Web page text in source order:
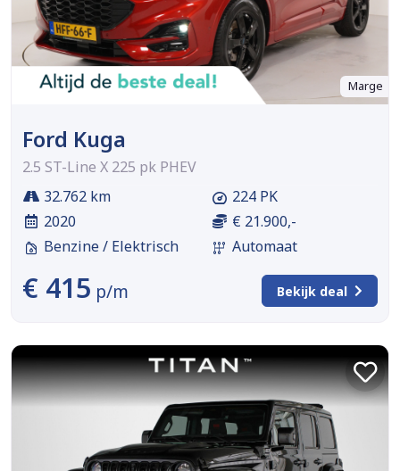
Marge
Ford Kuga
2.5 ST-Line X 225 pk PHEV
32.762 km
2020
Benzine / Elektrisch
224 PK
€ 21.900,-
Automaat
€ 415 p/m Bekijk deal